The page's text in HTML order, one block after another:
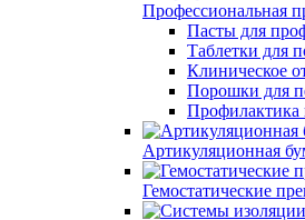
Профессиональная
Пасты для
Таблетки для
Клиническое
Порошки для
Профилактика
Артикуляционная
Гемостатические